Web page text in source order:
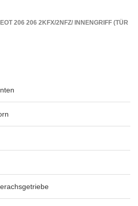
206 206 2KFX/2NFZ/ INNENGRIFF (TÜR